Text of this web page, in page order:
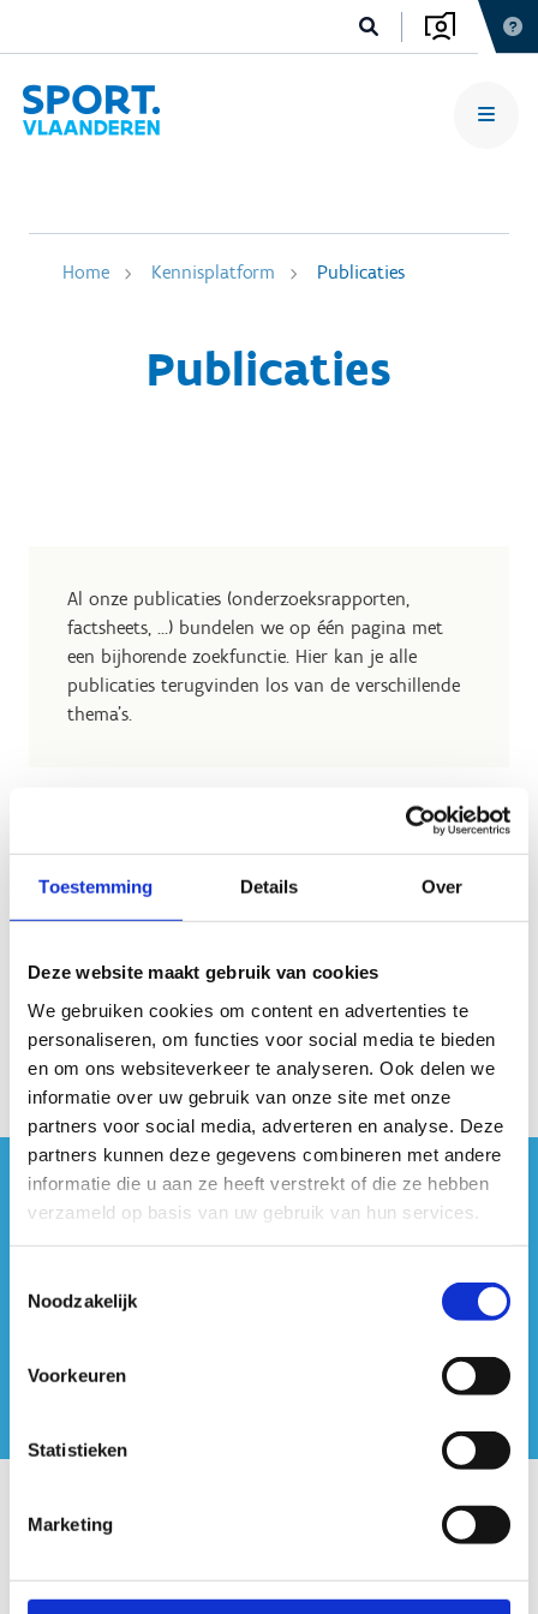
Toestemming Details Over
Deze website maakt gebruik van cookies
We gebruiken cookies om content en advertenties te
personaliseren, om functies voor social media te bieden
en om ons websiteverkeer te analyseren. Ook delen we
informatie over uw gebruik van onze site met onze
partners voor social media, adverteren en analyse. Deze
partners kunnen deze gegevens combineren met andere
informatie die u aan ze heeft verstrekt of die ze hebben
verzameld op basis van uw gebruik van hun services.
Noodzakelijk
Voorkeuren
Statistieken
Marketing
Home Kennisplatform Publicaties
Publicaties
Al onze publicaties (onderzoeksrapporten,
factsheets, …) bundelen we op één pagina met
een bijhorende zoekfunctie. Hier kan je alle
publicaties terugvinden los van de verschillende
thema's.
Geen fiches gevonden.
#sportersbelevenmeer
Onze centra
Sport Vlaanderen Hoofdzetel